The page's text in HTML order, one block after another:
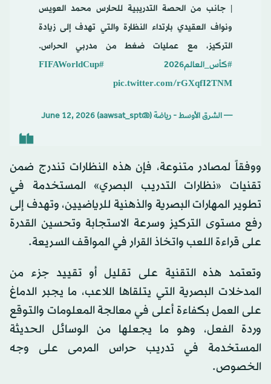
| جانب من الحصة التدريبية للحارس محمد العويس
ونواف العقيدي بارتداء النظارة والتي تهدف إلى زيادة
التركيز، مع عمليات ضغط من مدربي الحراس.
#كأس_العالم2026
#FIFAWorldCup
pic.twitter.com/rGXqfI2TNM
— الشرق الأوسط - رياضة (@aawsat_spt) June 12, 2026
ووفقاً لمصادر متنوعة، فإن هذه النظارات تندرج ضمن
تقنيات «نظارات التدريب البصري» المستخدمة في
تطوير المهارات البصرية والذهنية للرياضيين، وتهدف إلى
رفع مستوى التركيز وسرعة الاستجابة وتحسين القدرة
على قراءة اللعب واتخاذ القرار في المواقف السريعة.
وتعتمد هذه التقنية على تقليل أو تقييد جزء من
المدخلات البصرية التي يتلقاها اللاعب، ما يجبر الدماغ
على العمل بكفاءة أعلى في معالجة المعلومات والتوقع
وردة الفعل، وهو ما يجعلها من الوسائل الحديثة
المستخدمة في تدريب حراس المرمى على وجه
الخصوص.